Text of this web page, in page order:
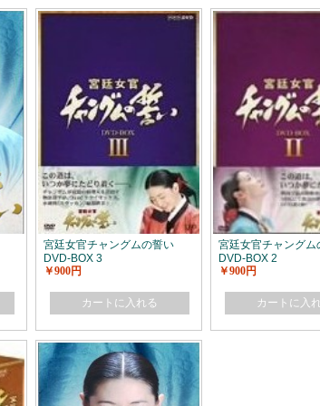
宮廷女官チャングムの誓い
DVD-BOX 3
￥900円
カートに入れる
宮廷女官チャングム
DVD-BOX 2
￥900円
カートに入